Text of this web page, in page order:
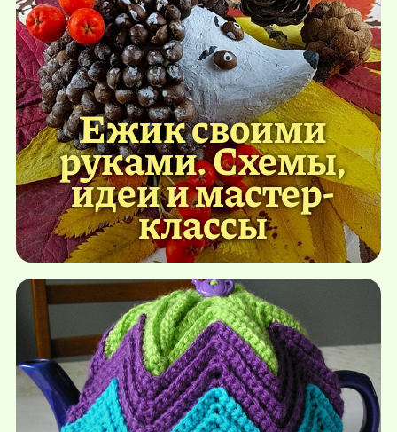
Ежик своими
руками. Схемы,
идеи и мастер-
классы